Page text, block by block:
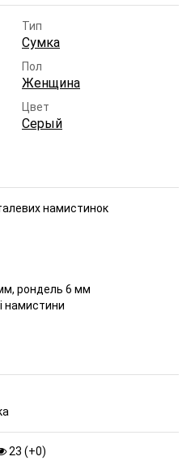
Тип
Сумка
Пол
Женщина
Цвет
Серый
намистинок
рондель 6 мм
намистини
23 (+0)